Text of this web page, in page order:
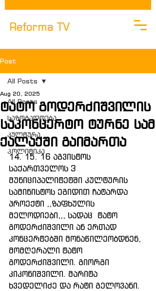
Reforma TV
Post
All Posts
საზოგადოება
კულტურა
Პოლიტიკა
All Posts
ტატო გოდერძიშვილის
საკონცერტო ტურნე სამ
ქალაქში გაიმართა
Aug 20, 2025
14. 15. 16 აგვისტოს
საქართველოს 3
მუნიციპალიტეტში კულტურის
სამინისტოს ეგიდით ჩატარდა
პროექტი ,,ზაფხულის
მელოდიები,,, სადაც  ტატო
გოდერძიშვილი ან ერთად
კონცერტებში მონაწილეობდნენ,
მომღერალი ტატო
გოდერძიშვილი. გიორგი
კიკონიშვილი. მარიტა
ხვედელიძე და რატი გელოვანი.